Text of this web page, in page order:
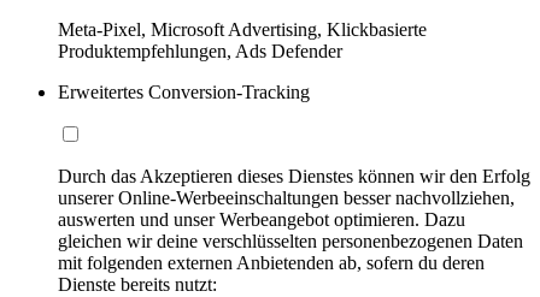
Meta-Pixel, Microsoft Advertising, Klickbasierte
Produktempfehlungen, Ads Defender
Erweitertes Conversion-Tracking
Durch das Akzeptieren dieses Dienstes können wir den Erfolg
unserer Online-Werbeeinschaltungen besser nachvollziehen,
auswerten und unser Werbeangebot optimieren. Dazu
gleichen wir deine verschlüsselten personenbezogenen Daten
mit folgenden externen Anbietenden ab, sofern du deren
Dienste bereits nutzt: